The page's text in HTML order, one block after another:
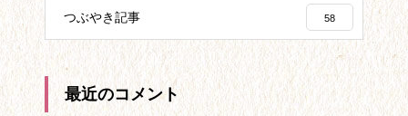
つぶやき記事 58
最近のコメント